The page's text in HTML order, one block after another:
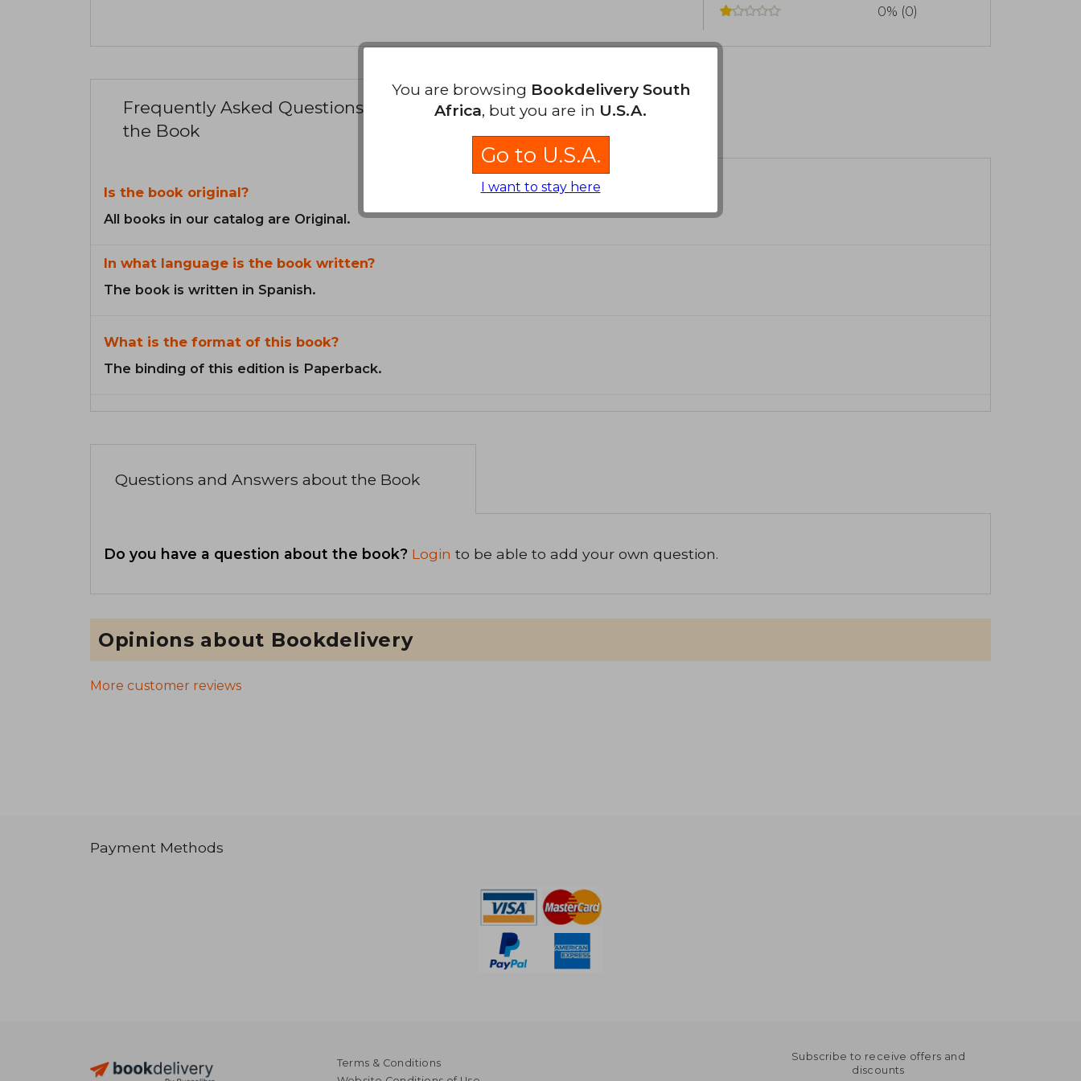
0% (0)
Frequently Asked Questions about
the Book
Is the book original?
All books in our catalog are Original.
In what language is the book written?
The book is written in Spanish.
What is the format of this book?
The binding of this edition is Paperback.
Questions and Answers about the Book
Do you have a question about the book? Login to be able to add your own question.
Opinions about Bookdelivery
More customer reviews
Payment Methods
Terms & Conditions
Subscribe to receive offers and
discounts
You are browsing Bookdelivery South
Africa, but you are in U.S.A.
Go to U.S.A.
I want to stay here